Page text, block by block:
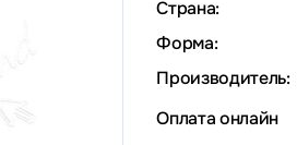
Страна:
Форма:
Производитель:
Оплата онлайн